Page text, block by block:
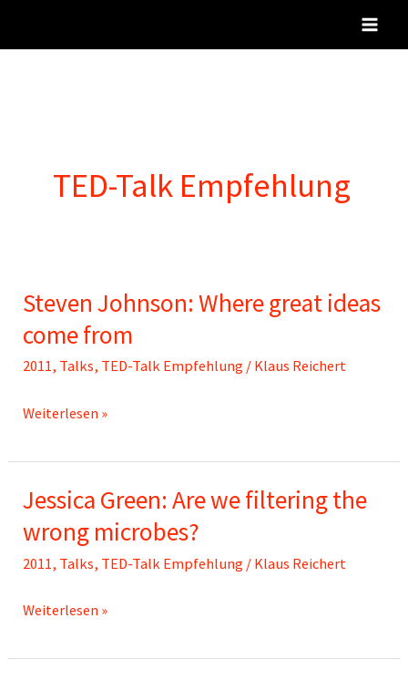
TED-Talk Empfehlung
Steven Johnson: Where great ideas
come from
2011, Talks, TED-Talk Empfehlung / Klaus Reichert
Steven
Where
great
from
Weiterlesen »
Jessica Green: Are we filtering the
wrong microbes?
2011, Talks, TED-Talk Empfehlung / Klaus Reichert
Jessica
Are
Weiterlesen »